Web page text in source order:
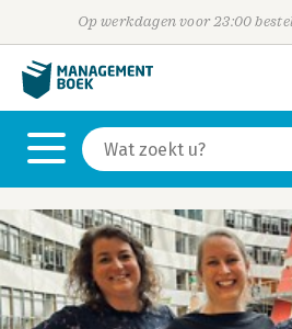
Op werkdagen voor 23:00